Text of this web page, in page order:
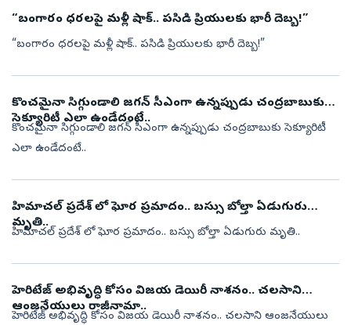
“బంగారం ధరలపై మళ్లీ షాక్.. పసిడి ప్రియులకు భారీ దెబ్బ!”
“బంగారం ధరలపై మళ్లీ షాక్.. పసిడి ప్రియులకు భారీ దెబ్బ!”
కొంచమైనా సిగ్గుండాలి జగన్ సీఎంగా ఉన్నప్పుడు చంద్రబాబుకు
సెక్యూరిటీ ఎలా ఉండేదంటే..
కొంచమైనా సిగ్గుండాలి జగన్ సీఎంగా ఉన్నప్పుడు చంద్రబాబుకు సెక్యూరిటీ
ఎలా ఉండేదంటే..
హిమాచల్ ప్రదేశ్ లో ఘోర ప్రమాదం.. బస్సు బోల్తా ఏడుగురు
మృతి..
హిమాచల్ ప్రదేశ్ లో ఘోర ప్రమాదం.. బస్సు బోల్తా ఏడుగురు మృతి..
హెరిటేజ్ అభివృద్ధి కోసం విజయ డెయిరీ నాశనం.. చలసాని
ఆంజనేయులు రాజీనామా..
హెరిటేజ్ అభివృద్ధి కోసం విజయ డెయిరీ నాశనం.. చలసాని ఆంజనేయులు